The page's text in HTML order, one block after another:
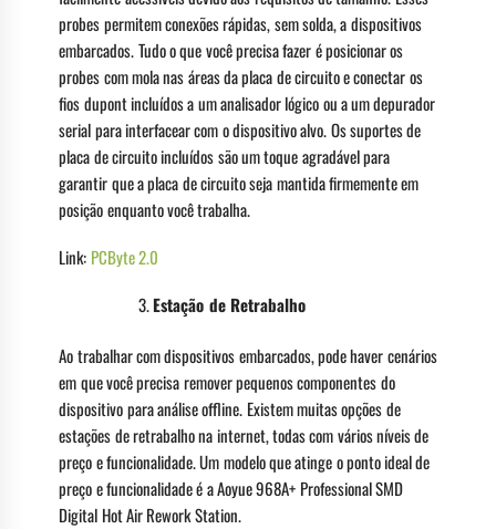
probes permitem conexões rápidas, sem solda, a dispositivos
embarcados. Tudo o que você precisa fazer é posicionar os
probes com mola nas áreas da placa de circuito e conectar os
fios dupont incluídos a um analisador lógico ou a um depurador
serial para interfacear com o dispositivo alvo. Os suportes de
placa de circuito incluídos são um toque agradável para
garantir que a placa de circuito seja mantida firmemente em
posição enquanto você trabalha.
Link: PCByte 2.0
Estação de Retrabalho
Ao trabalhar com dispositivos embarcados, pode haver cenários
em que você precisa remover pequenos componentes do
dispositivo para análise offline. Existem muitas opções de
estações de retrabalho na internet, todas com vários níveis de
preço e funcionalidade. Um modelo que atinge o ponto ideal de
preço e funcionalidade é a Aoyue 968A+ Professional SMD
Digital Hot Air Rework Station.